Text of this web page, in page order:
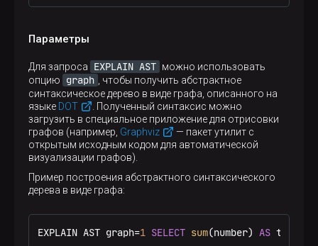
Параметры
Для запроса EXPLAIN AST можно использовать
опцию
graph
, чтобы получить абстрактное
синтаксическое дерево в виде графа, описанного на
языке DOT
. Полученный синтаксис можно
загрузить в специальное приложение для отрисовки
графов (например, Graphviz
— пакет утилит с
открытым исходным кодом для автоматической
визуализации графов).
Пример построения абстрактного синтаксического
дерева в виде графа:
EXPLAIN AST graph=1 SELECT sum(number) AS